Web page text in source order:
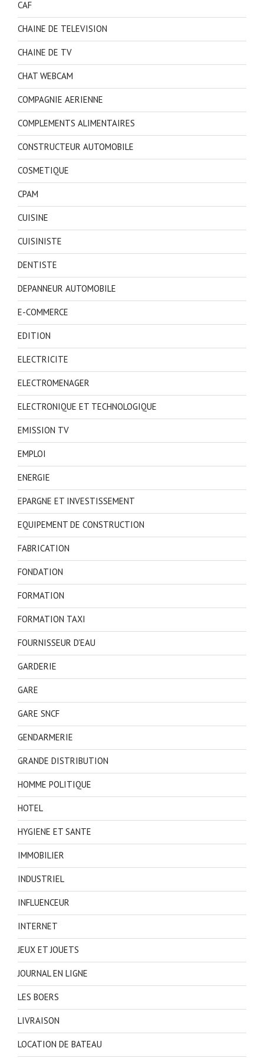
CAF
CHAINE DE TELEVISION
CHAINE DE TV
CHAT WEBCAM
COMPAGNIE AERIENNE
COMPLEMENTS ALIMENTAIRES
CONSTRUCTEUR AUTOMOBILE
COSMETIQUE
CPAM
CUISINE
CUISINISTE
DENTISTE
DEPANNEUR AUTOMOBILE
E-COMMERCE
EDITION
ELECTRICITE
ELECTROMENAGER
ELECTRONIQUE ET TECHNOLOGIQUE
EMISSION TV
EMPLOI
ENERGIE
EPARGNE ET INVESTISSEMENT
EQUIPEMENT DE CONSTRUCTION
FABRICATION
FONDATION
FORMATION
FORMATION TAXI
FOURNISSEUR D'EAU
GARDERIE
GARE
GARE SNCF
GENDARMERIE
GRANDE DISTRIBUTION
HOMME POLITIQUE
HOTEL
HYGIENE ET SANTE
IMMOBILIER
INDUSTRIEL
INFLUENCEUR
INTERNET
JEUX ET JOUETS
JOURNAL EN LIGNE
LES BOERS
LIVRAISON
LOCATION DE BATEAU